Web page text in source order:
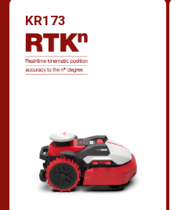
KR173